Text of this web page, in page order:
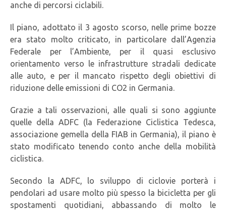
anche di percorsi ciclabili.
Il piano, adottato il 3 agosto scorso, nelle prime bozze
era stato molto criticato, in particolare dall’Agenzia
Federale per l’Ambiente, per il quasi esclusivo
orientamento verso le infrastrutture stradali dedicate
alle auto, e per il mancato rispetto degli obiettivi di
riduzione delle emissioni di CO2 in Germania.
Grazie a tali osservazioni, alle quali si sono aggiunte
quelle della ADFC (la Federazione Ciclistica Tedesca,
associazione gemella della FIAB in Germania), il piano è
stato modificato tenendo conto anche della mobilità
ciclistica.
Secondo la ADFC, lo sviluppo di ciclovie porterà i
pendolari ad usare molto più spesso la bicicletta per gli
spostamenti quotidiani, abbassando di molto le